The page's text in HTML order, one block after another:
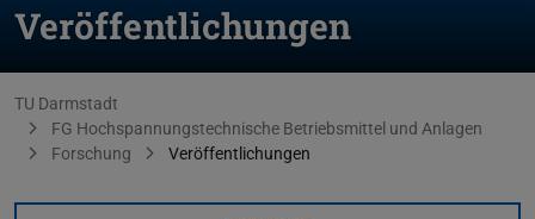
Veröffentlichungen
Sie befinden sich hier:
TU Darmstadt
FG Hochspannungstechnische Betriebsmittel und Anlagen
Forschung
Veröffentlichungen